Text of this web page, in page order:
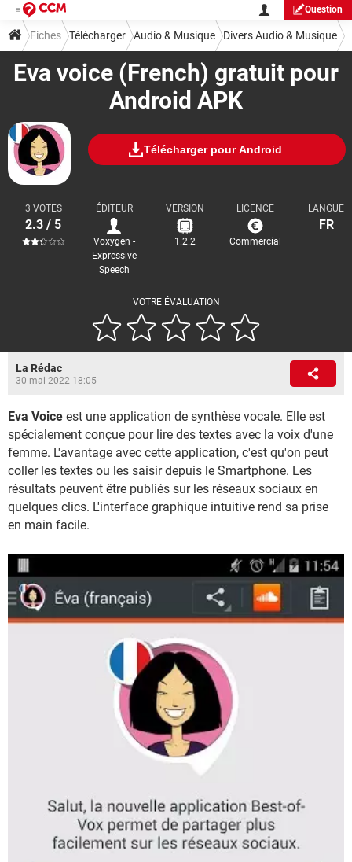
Question
Eva voice (French) gratuit pour
Android APK
Télécharger pour Android
VOTRE ÉVALUATION
3 VOTES
2.3 / 5
ÉDITEUR
Voxygen -
Expressive
Speech
VERSION
1.2.2
LICENCE
Commercial
LANGUE
FR
Fiches Télécharger Audio & Musique Divers Audio & Musique
La Rédac
30 mai 2022 18:05
Eva Voice est une application de synthèse vocale. Elle est
spécialement conçue pour lire des textes avec la voix d'une
femme. L'avantage avec cette application, c'est qu'on peut
coller les textes ou les saisir depuis le Smartphone. Les
résultats peuvent être publiés sur les réseaux sociaux en
quelques clics. L'interface graphique intuitive rend sa prise
en main facile.